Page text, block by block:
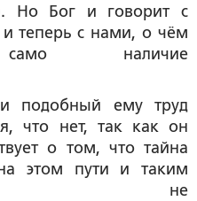
Но Бог и говорит с
теперь с нами, о чём
само наличие
подобный ему труд
что нет, так как он
о том, что тайна
этом пути и таким
не